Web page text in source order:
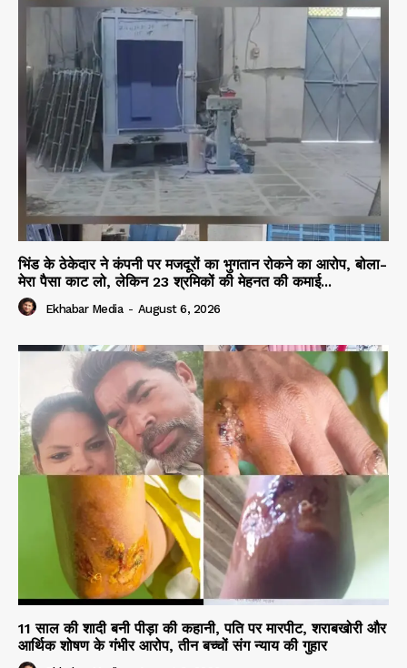
भिंड के ठेकेदार ने कंपनी पर मजदूरों का भुगतान रोकने का आरोप, बोला-
मेरा पैसा काट लो, लेकिन 23 श्रमिकों की मेहनत की कमाई...
Ekhabar Media - August 6, 2026
11 साल की शादी बनी पीड़ा की कहानी, पति पर मारपीट, शराबखोरी और
आर्थिक शोषण के गंभीर आरोप, तीन बच्चों संग न्याय की गुहार